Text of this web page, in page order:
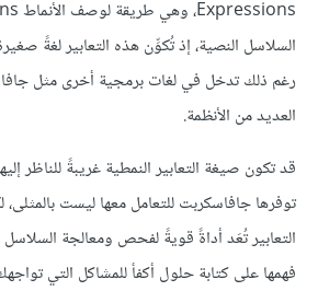
السلاسل النصية، إذ تُكوِّن هذه التعابير لغةً
رغم ذلك تدخل في لغات برمجية أخرى مثل
العديد من الأنظمة.
قد تكون صيغة التعابير النمطية غريبةً للناظر
توفرها جافاسكربت للتعامل معها ليست
التعابير تُعَد أداةً قويةً لفحص ومعالجة
فهمها على كتابة حلول أكفأ للمشاكل التي